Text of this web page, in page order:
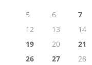
5
6 7
12
13 14
19
20 21
26
27 28